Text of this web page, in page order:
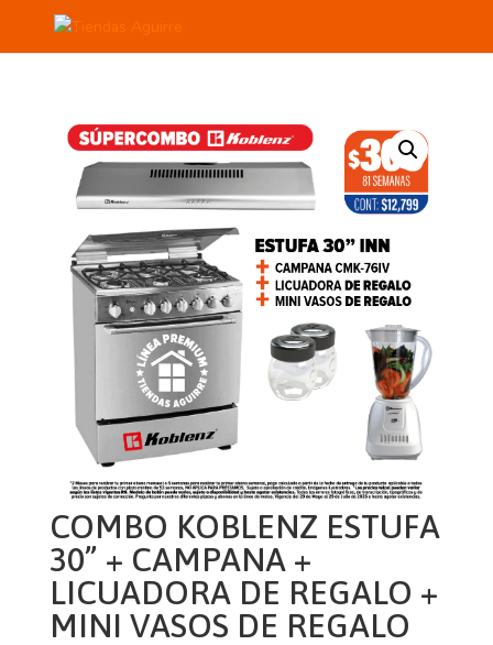
COMBO KOBLENZ ESTUFA
30” + CAMPANA +
LICUADORA DE REGALO +
MINI VASOS DE REGALO